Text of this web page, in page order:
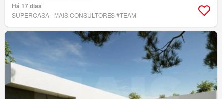
Há 17 dias
SUPERCASA - MAIS CONSULTORES #TEAM